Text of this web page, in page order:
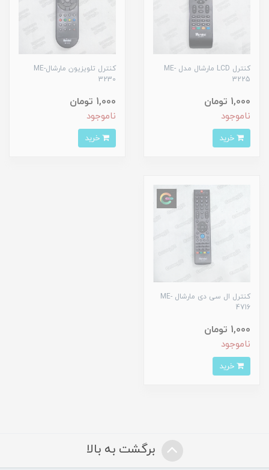
کنترل LCD مارشال مدل ME-
3225
1,000 تومان
ناموجود
کنترل تلویزیون مارشالME-
3230
1,000 تومان
ناموجود
کنترل ال سی دی مارشال ME-
4716
1,000 تومان
ناموجود
برگشت به بالا